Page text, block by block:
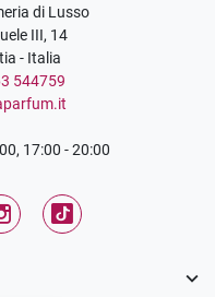
di Lusso
III, 14
- Italia
544759
17:00 - 20:00
TikTok
